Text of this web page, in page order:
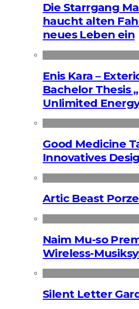
Die Starrgang
haucht alten
neues Leben ein
Enis Kara –
Bachelor Thesis
Unlimited
Good Medicine
Innovatives
Artic Beast
Naim Mu-so
Wireless-
Silent Letter